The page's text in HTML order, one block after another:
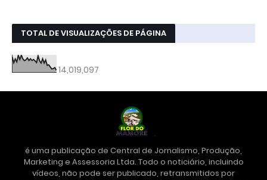
TOTAL DE VISUALIZAÇÕES DE PÁGINA
14,019,097
é uma publicação de Central de Jornalismo, Produção,
Marketing e Assessoria Ltda. Todo o noticiário, incluindo
vídeos, não pode ser publicado, retransmitidos por